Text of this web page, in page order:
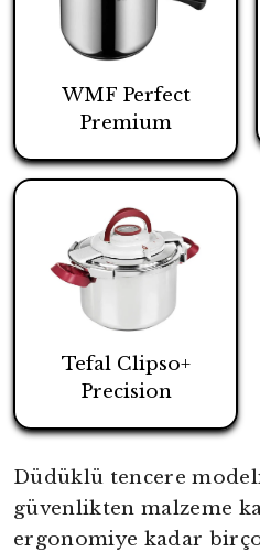
WMF Perfect
Premium
Tefal Clipso+
Precision
Düdüklü tencere
güvenlikten malzeme
ergonomiye kadar